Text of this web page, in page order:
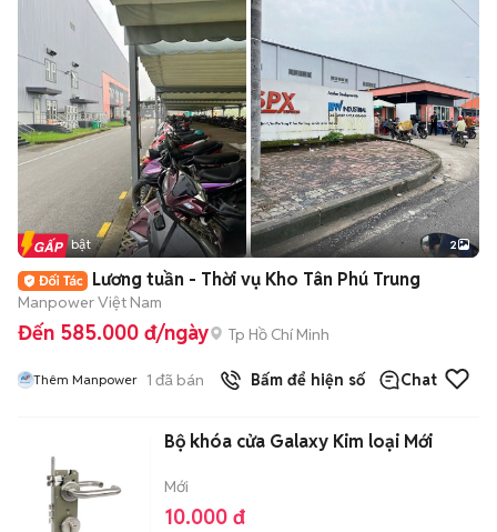
Tin nổi bật 2
Lương tuần - Thời vụ Kho Tân Phú Trung
Manpower Việt Nam
Đến 585.000 đ/ngày Tp Hồ Chí Minh
Thêm Manpower 1 đã bán Bấm để hiện số Chat
Bộ khóa cửa Galaxy Kim loại Mới
Mới
10.000 đ